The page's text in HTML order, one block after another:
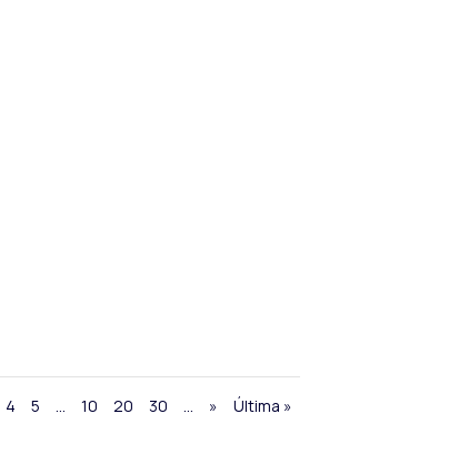
4 5 ... 10 20 30 ... » Última »